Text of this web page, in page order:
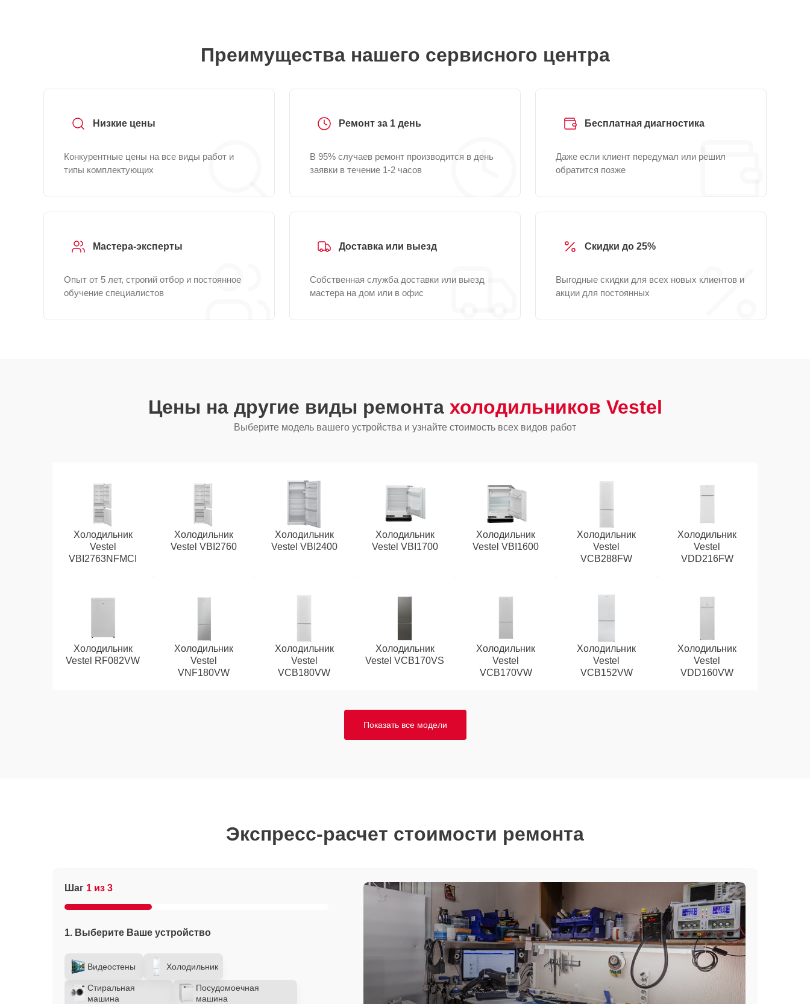
Преимущества нашего сервисного центра
Низкие цены
Конкурентные цены на все виды работ и
типы комплектующих
Ремонт за 1 день
В 95% случаев ремонт производится в день
заявки в течение 1-2 часов
Бесплатная диагностика
Даже если клиент передумал или решил
обратится позже
Мастера-эксперты
Опыт от 5 лет, строгий отбор и постоянное
обучение специалистов
Доставка или выезд
Собственная служба доставки или выезд
мастера на дом или в офис
Скидки до 25%
Выгодные скидки для всех новых клиентов и
акции для постоянных
Цены на другие виды ремонта холодильников Vestel
Выберите модель вашего устройства и узнайте стоимость всех видов работ
Холодильник
Vestel
VBI2763NFMCI
Холодильник
Vestel VBI2760
Холодильник
Vestel VBI2400
Холодильник
Vestel VBI1700
Холодильник
Vestel VBI1600
Холодильник
Vestel
VCB288FW
Холодильник
Vestel
VDD216FW
Холодильник
Vestel RF082VW
Холодильник
Vestel
VNF180VW
Холодильник
Vestel
VCB180VW
Холодильник
Vestel VCB170VS
Холодильник
Vestel
VCB170VW
Холодильник
Vestel
VCB152VW
Холодильник
Vestel
VDD160VW
Показать все модели
Экспресс-расчет стоимости ремонта
Шаг 1 из 3
1. Выберите Ваше устройство
Видеостены Холодильник
Стиральная
машина
Посудомоечная
машина